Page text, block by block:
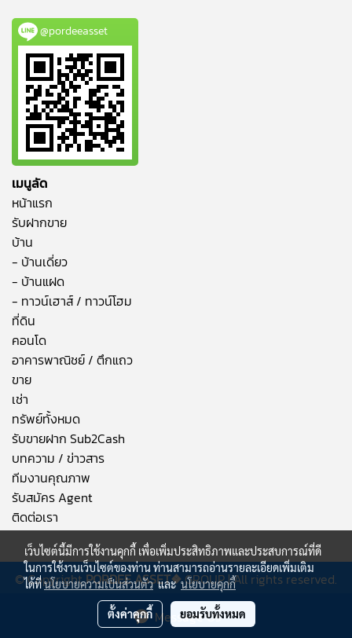
Message Us
@pordeeasset
เมนูลัด
หน้าแรก
รับฝากขาย
บ้าน
- บ้านเดี่ยว
- บ้านแฝด
- ทาวน์เฮาส์ / ทาวน์โฮม
ที่ดิน
คอนโด
อาคารพาณิชย์ / ตึกแถว
ขาย
เช่า
ทรัพย์ทั้งหมด
รับขายฝาก Sub2Cash
บทความ / ข่าวสาร
ทีมงานคุณภาพ
รับสมัคร Agent
ติดต่อเรา
© CopyrightPORDEE ASSET❖GROUP | All rights reserved.
ผู้เข้าชมวันนี้
เว็บไซต์นี้มีการใช้งานคุกกี้ เพื่อเพิ่มประสิทธิภาพและประสบการณ์ที่ดี
ในการใช้งานเว็บไซต์ของท่าน ท่านสามารถอ่านรายละเอียดเพิ่มเติม
ได้ที่นโยบายความเป็นส่วนตัวและนโยบายคุกกี้
ตั้งค่าคุกกี้ ยอมรับทั้งหมด